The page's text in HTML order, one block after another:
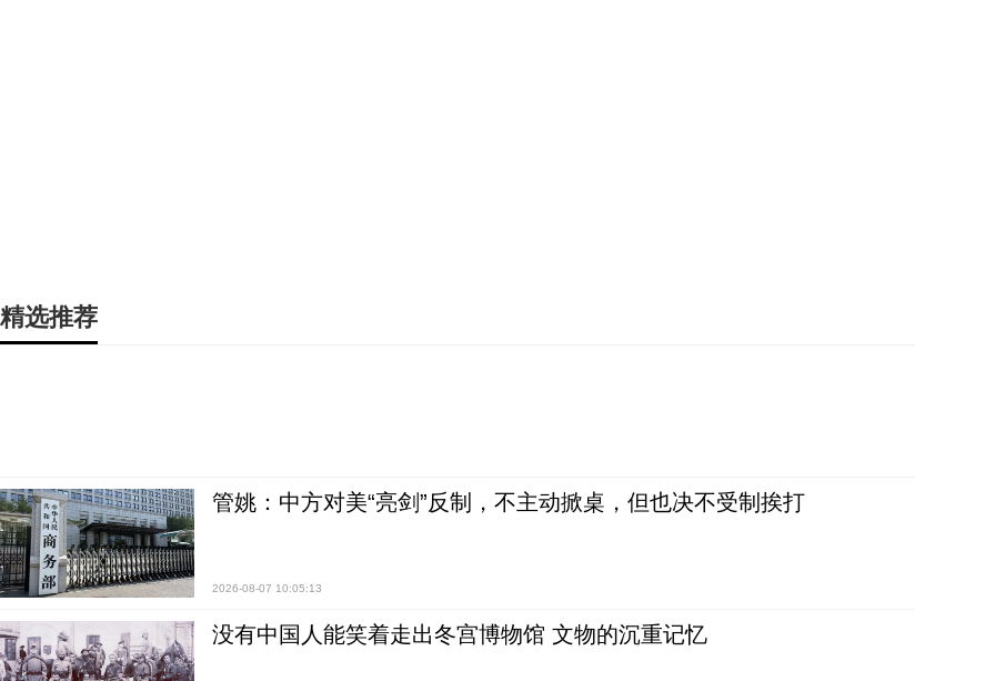
精选推荐
管姚：中方对美“亮剑”反制，不主动掀桌，但也决不受制挨打
2026-08-07 10:05:13
没有中国人能笑着走出冬宫博物馆 文物的沉重记忆